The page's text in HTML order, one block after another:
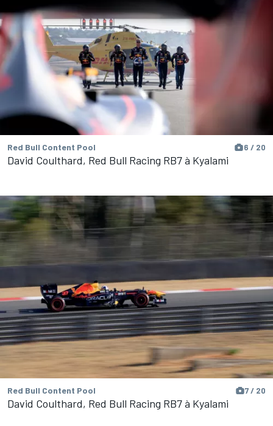
Red Bull Content Pool 6 / 20
David Coulthard, Red Bull Racing RB7 à Kyalami
Red Bull Content Pool 7 / 20
David Coulthard, Red Bull Racing RB7 à Kyalami